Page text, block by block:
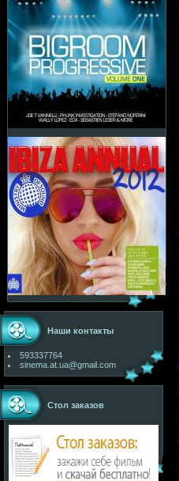
Наши контакты
593337764
sinema.at.ua@gmail.com
Стол заказов